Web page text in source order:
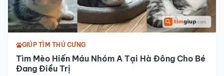
GIÚP TÌM THÚ CƯNG
Tìm Mèo Hiến Máu Nhóm A Tại Hà Đông Cho Bé
Đang Điều Trị